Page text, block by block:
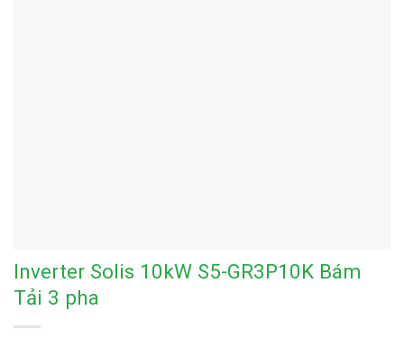
Inverter Solis 10kW S5-GR3P10K Bám
Tải 3 pha